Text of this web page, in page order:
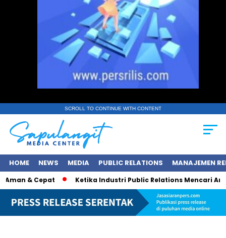
SCROLL TO CONTINUE WITH CONTENT
HOME NEWS MEDIA PUBLIC RELATIONS MANAJEMEN
& Cepat Ketika Industri Public Relations Mencari Arah